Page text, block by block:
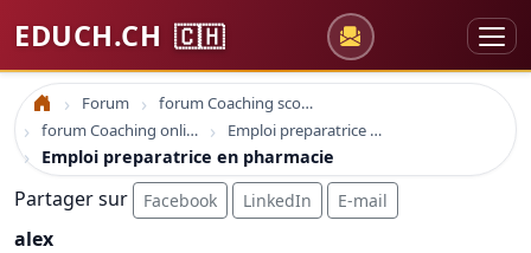
EDUCH.CH 🇨🇭
Accueil Forum
forum Coaching scolaire
forum Coaching online formation professionelle emploi education
Emploi preparatrice en pharmacie
Emploi preparatrice en pharmacie
Partager sur Facebook LinkedIn E-mail
alex